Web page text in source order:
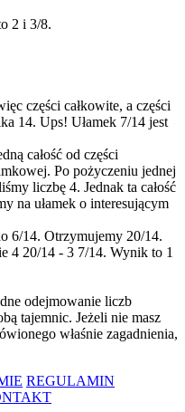
2 i 3/8.
części całkowite, a części
14. Ups! Ułamek 7/14 jest
całość od części
Po pożyczeniu jednej
liczbę 4. Jednak ta całość
na ułamek o interesującym
6/14. Otrzymujemy 20/14.
4 20/14 - 3 7/14. Wynik to 1
odejmowanie liczb
tajemnic. Jeżeli nie masz
właśnie zagadnienia,
REGULAMIN